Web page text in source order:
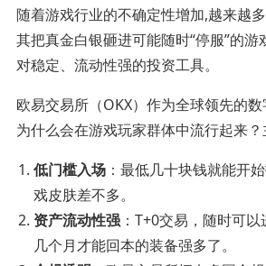
随着游戏行业的不确定性增加,越来越
其把真金白银砸进可能随时“停服”的
对稳定、流动性强的投资工具。
欧易交易所（OKX）作为全球领先的数
为什么会在游戏玩家群体中流行起来？
低门槛入场 ：最低几十块钱就能开
戏皮肤差不多。
资产流动性强 ：T+0交易，随时可
几个月才能回本的装备强多了。